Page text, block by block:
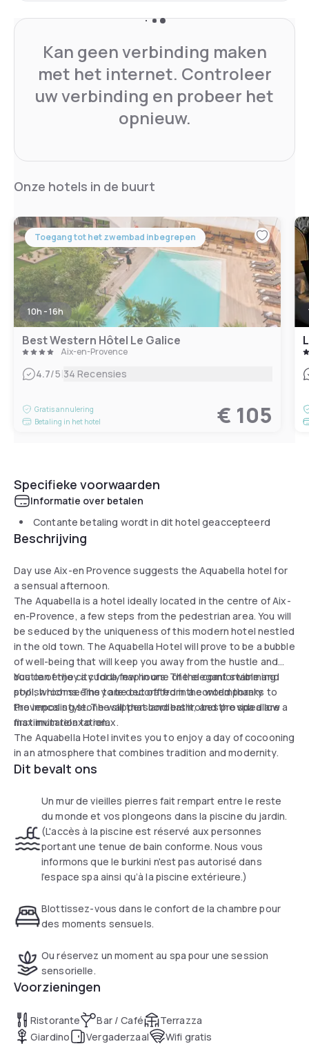
Kan geen verbinding maken
met het internet. Controleer
uw verbinding en probeer het
opnieuw.
Onze hotels in de buurt
Toegang tot het zwembad inbegrepen
10h - 16h
Best Western Hôtel Le Galice
Aix-en-Provence
4.7/5|34 Recensies
Gratis annulering
Betaling in het hotel
€ 105
Specifieke voorwaarden
Informatie over betalen
Contante betaling wordt in dit hotel geaccepteerd
Beschrijving
Day use Aix-en Provence suggests the Aquabella hotel for
a sensual afternoon.
The Aquabella is a hotel ideally located in the centre of Aix-
en-Provence, a few steps from the pedestrian area. You will
be seduced by the uniqueness of this modern hotel nestled
in the old town. The Aquabella Hotel will prove to be a bubble
of well-being that will keep you away from the hustle and
bustle of the city for a few hours. The elegant swimming
pool, which seems to be cut off from the world thanks to
the imposing stone wall that borders it, and the spa allow
maximum relaxation.
You can enjoy a cuddly nap in one of the comfortable and
stylish rooms. They are decorated in a contemporary
Provencal style. The slippers and bathrobes provided are a
first invitation to relax.
The Aquabella Hotel invites you to enjoy a day of cocooning
in an atmosphere that combines tradition and modernity.
Dit bevalt ons
Un mur de vieilles pierres fait rempart entre le reste
du monde et vos plongeons dans la piscine du jardin.
(L'accès à la piscine est réservé aux personnes
portant une tenue de bain conforme. Nous vous
informons que le burkini n'est pas autorisé dans
l’espace spa ainsi qu’à la piscine extérieure.)
Blottissez-vous dans le confort de la chambre pour
des moments sensuels.
Ou réservez un moment au spa pour une session
sensorielle.
Voorzieningen
Ristorante Bar / Café
Terrazza
Giardino
Vergaderzaal Wifi gratis